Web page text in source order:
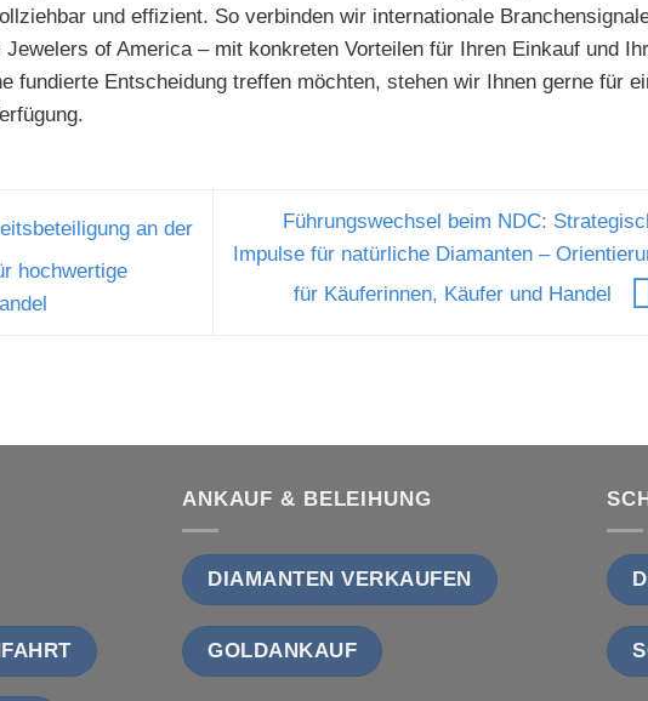
und effizient. So verbinden wir internationale
of America – mit konkreten Vorteilen für Ihren Einkauf und
fundierte Entscheidung treffen möchten, stehen wir Ihnen gerne für
an der
hochwertige
Führungswechsel beim NDC:
Impulse für natürliche Diamanten –
für Käuferinnen, Käufer und Handel
ANKAUF & BELEIHUNG
DIAMANTEN VERKAUFEN
GOLDANKAUF